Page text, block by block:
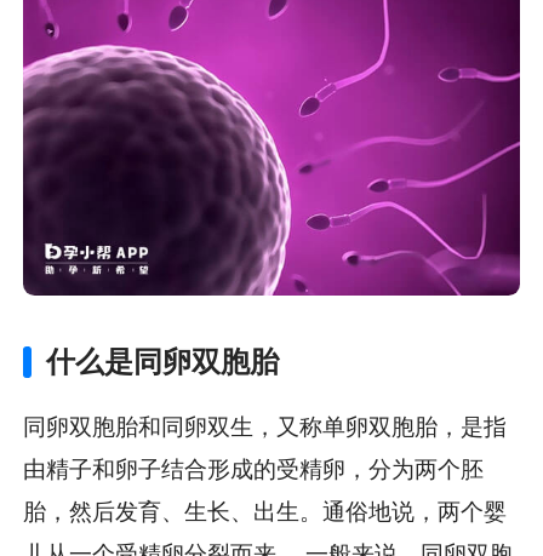
什么是同卵双胞胎
同卵双胞胎和同卵双生，又称单卵双胞胎，是指
由精子和卵子结合形成的受精卵，分为两个胚
胎，然后发育、生长、出生。通俗地说，两个婴